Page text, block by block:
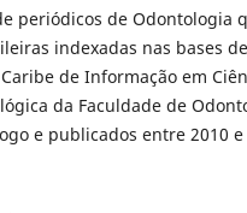
periódicos de Odontologia
indexadas nas bases
de Informação em
da Faculdade de
e publicados entre 2010 e